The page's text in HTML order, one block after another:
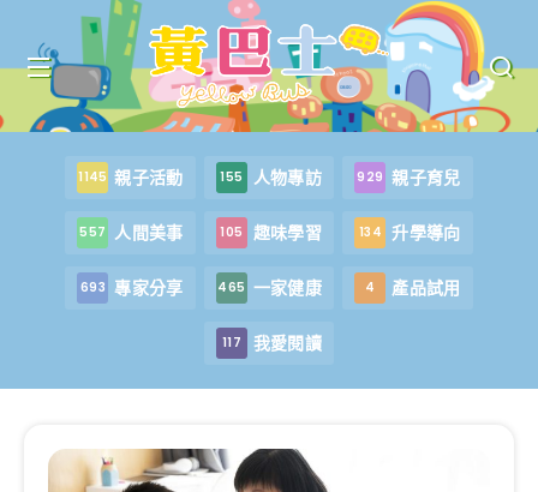
1145 親子活動 155 人物專訪 929 親子育兒
557 人間美事 105 趣味學習 134 升學導向
693 專家分享 465 一家健康 4 產品試用
117 我愛閱讀